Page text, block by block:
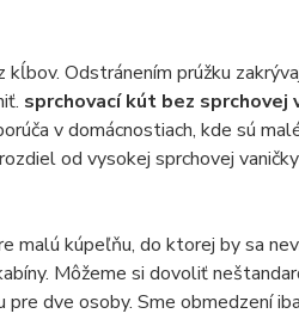
Odstránením prúžku
sprchovací kút bez sprchovej
v domácnostiach, kde sú
od vysokej sprchovej
malú kúpeľňu, do ktorej by sa
Môžeme si dovoliť
dve osoby. Sme obmedzení